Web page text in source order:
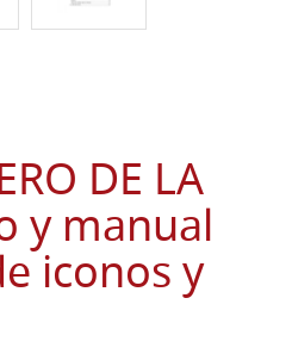
DE LA
y manual
iconos y